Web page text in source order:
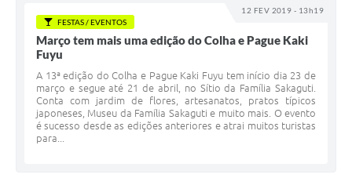
12 FEV 2019 - 13h19
FESTAS / EVENTOS
Março tem mais uma edição do Colha e Pague Kaki
Fuyu
A 13ª edição do Colha e Pague Kaki Fuyu tem início dia 23 de
março e segue até 21 de abril, no Sítio da Família Sakaguti.
Conta com jardim de flores, artesanatos, pratos típicos
japoneses, Museu da Família Sakaguti e muito mais. O evento
é sucesso desde as edições anteriores e atrai muitos turistas
para...